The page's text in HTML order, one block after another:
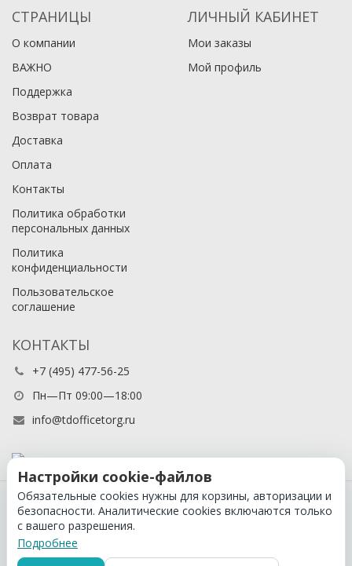
СТРАНИЦЫ
О компании
ВАЖНО
Поддержка
Возврат товара
Доставка
Оплата
Контакты
Политика обработки
персональных данных
Политика
конфиденциальности
Пользовательское
соглашение
ЛИЧНЫЙ КАБИНЕТ
Мои заказы
Мой профиль
КОНТАКТЫ
+7 (495) 477-56-25
Пн—Пт 09:00—18:00
info@tdofficetorg.ru
© 2026 Официальный партнер Cactus в России
Настройки cookie-файлов
Обязательные cookies нужны для корзины, авторизации и
безопасности. Аналитические cookies включаются только
с вашего разрешения.
Подробнее